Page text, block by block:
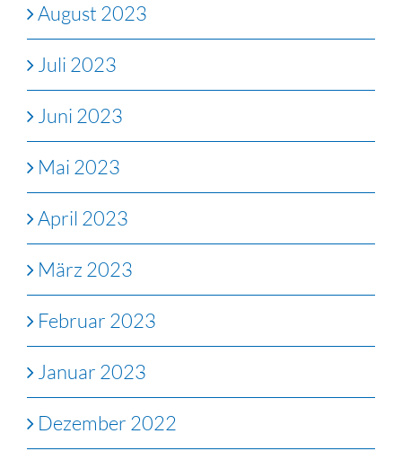
August 2023
Juli 2023
Juni 2023
Mai 2023
April 2023
März 2023
Februar 2023
Januar 2023
Dezember 2022